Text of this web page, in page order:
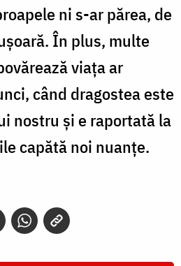
ni s-ar părea, de
În plus, multe
viața ar
când dragostea este
nostru și e raportată la
capătă noi nuanțe.